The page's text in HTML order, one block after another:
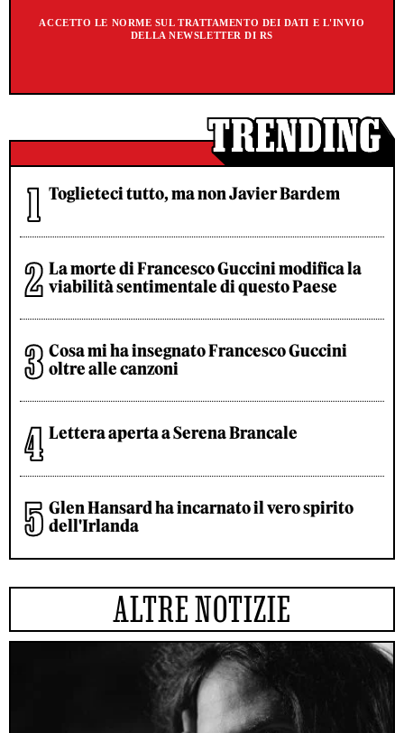
ACCETTO LE NORME SUL TRATTAMENTO DEI DATI E L'INVIO
DELLA NEWSLETTER DI RS
Toglieteci tutto, ma non Javier Bardem
La morte di Francesco Guccini modifica la
viabilità sentimentale di questo Paese
Cosa mi ha insegnato Francesco Guccini
oltre alle canzoni
Lettera aperta a Serena Brancale
Glen Hansard ha incarnato il vero spirito
dell'Irlanda
ALTRE NOTIZIE